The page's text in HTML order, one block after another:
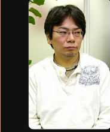
Tabata Wakana